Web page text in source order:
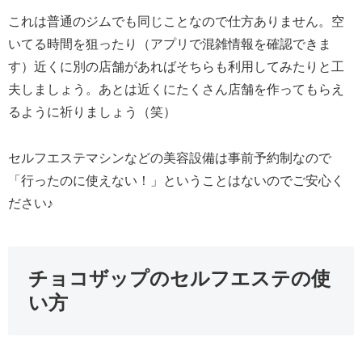
これは普通のジムでも同じことなので仕方ありません。空
いてる時間を狙ったり（アプリで混雑情報を確認できま
す）近くに別の店舗があればそちらも利用してみたりと工
夫しましょう。あとは近くにたくさん店舗を作ってもらえ
るように祈りましょう（笑）
セルフエステマシンなどの美容設備は事前予約制なので
「行ったのに使えない！」ということはないのでご安心く
ださい♪
チョコザップのセルフエステの使
い方